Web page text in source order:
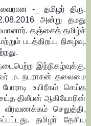
-_ தமிழர் திரு.
அன்று தமது
தஞ்சைத் தமிழ்ச்
படத்திறப்பு நிகழ்வு,
இந்நிகழ்வுக்கு,
ம. நடராசன் தலைமை
உயிரீகம் செய்த
திலீபன் ஆகியோரின்
வீரவணக்கம் செலுத்தி,
தமிழர் தேசிய